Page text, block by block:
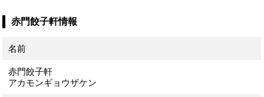
赤門餃子軒情報
名前
赤門餃子軒
アカモンギョウザケン